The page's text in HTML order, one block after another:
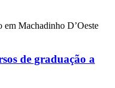
em Machadinho D’Oeste
de graduação a